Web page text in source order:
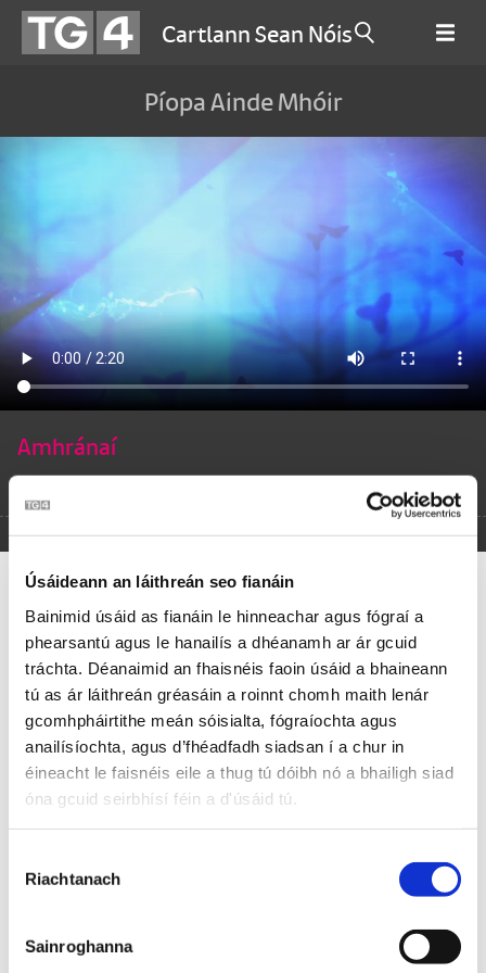
Úsáideann an láithreán seo fianáin
Bainimid úsáid as fianáin le hinneachar agus fógraí a
phearsantú agus le hanailís a dhéanamh ar ár gcuid
tráchta. Déanaimid an fhaisnéis faoin úsáid a bhaineann
tú as ár láithreán gréasáin a roinnt chomh maith lenár
gcomhpháirtithe meán sóisialta, fógraíochta agus
anailísíochta, agus d’fhéadfadh siadsan í a chur in
éineacht le faisnéis eile a thug tú dóibh nó a bhailigh siad
óna gcuid seirbhísí féin a d'úsáid tú.
Toilithe
Riachtanach
Sainroghanna
Cartlann Sean Nóis
Píopa Ainde Mhóir
Amhránaí
Caitlín Ní Mhéalóid
Píopa Ainde Mhóir
Óra ‘s bhí mé oíche thiar i dTír a’ Fhia is mé ag tíocht ó
cheol,
Chruinnigh an ceo i mo thimpeall ‘s níor léir dom aon tsórt,
Thabharfainn lán an Bhíobla gur tornóg a bhí ar an
gcaolach
Leis an deatach a bhí os mo chionnsa ag píopa Ainde
Mhóir!
Do mhac go dtige in inmhe ‘gus lao go raibh ag do bhó,
Mar is tusa rinne an píopa ba fairsinge a bhí sa tír seo